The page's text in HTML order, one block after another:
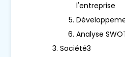
l'entreprise
Analyse
Société3